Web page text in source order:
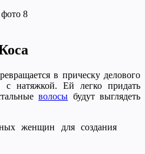
в прическу делового
с натяжкой. Ей легко придать
волосы будут выглядеть